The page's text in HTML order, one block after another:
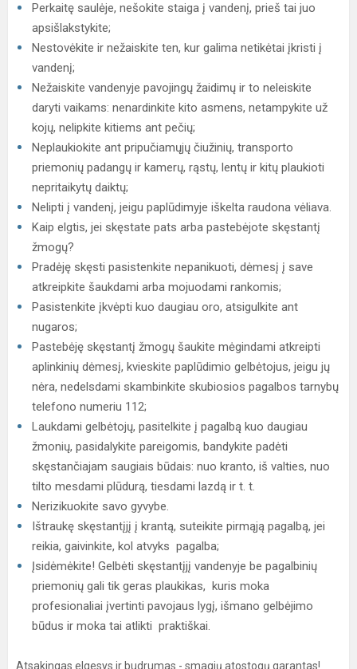
Perkaitę saulėje, nešokite staiga į vandenį, prieš tai juo
apsišlakstykite;
Nestovėkite ir nežaiskite ten, kur galima netikėtai įkristi į
vandenį;
Nežaiskite vandenyje pavojingų žaidimų ir to neleiskite
daryti vaikams: nenardinkite kito asmens, netampykite už
kojų, nelipkite kitiems ant pečių;
Neplaukiokite ant pripučiamųjų čiužinių, transporto
priemonių padangų ir kamerų, rąstų, lentų ir kitų plaukioti
nepritaikytų daiktų;
Nelipti į vandenį, jeigu paplūdimyje iškelta raudona vėliava.
Kaip elgtis, jei skęstate pats arba pastebėjote skęstantį
žmogų?
Pradėję skęsti pasistenkite nepanikuoti, dėmesį į save
atkreipkite šaukdami arba mojuodami rankomis;
Pasistenkite įkvėpti kuo daugiau oro, atsigulkite ant
nugaros;
Pastebėję skęstantį žmogų šaukite mėgindami atkreipti
aplinkinių dėmesį, kvieskite paplūdimio gelbėtojus, jeigu jų
nėra, nedelsdami skambinkite skubiosios pagalbos tarnybų
telefono numeriu 112;
Laukdami gelbėtojų, pasitelkite į pagalbą kuo daugiau
žmonių, pasidalykite pareigomis, bandykite padėti
skęstančiajam saugiais būdais: nuo kranto, iš valties, nuo
tilto mesdami plūdurą, tiesdami lazdą ir t. t.
Nerizikuokite savo gyvybe.
Ištraukę skęstantįjį į krantą, suteikite pirmąją pagalbą, jei
reikia, gaivinkite, kol atvyks pagalba;
Įsidėmėkite! Gelbėti skęstantįjį vandenyje be pagalbinių
priemonių gali tik geras plaukikas, kuris moka
profesionaliai įvertinti pavojaus lygį, išmano gelbėjimo
būdus ir moka tai atlikti praktiškai.
Atsakingas elgesys ir budrumas - smagių atostogų garantas!